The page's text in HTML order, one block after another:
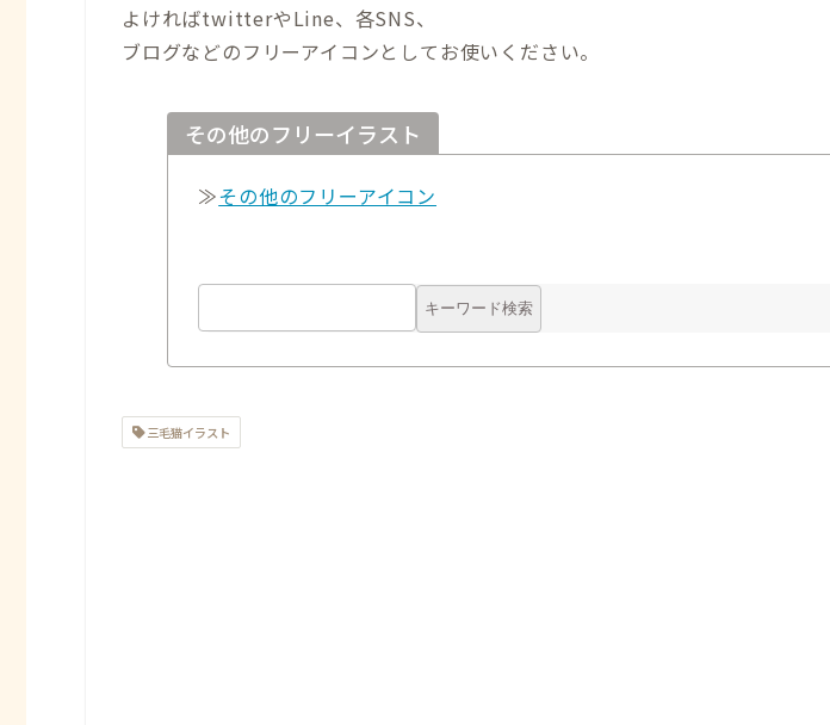
よければtwitterやLine、各SNS、
ブログなどのフリーアイコンとしてお使いください。
その他のフリーイラスト
≫その他のフリーアイコン
三毛猫イラスト